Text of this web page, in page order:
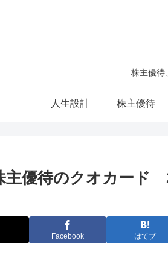
株主優待
人生設計 株主優待
優待のクオカード
Facebook はてブ